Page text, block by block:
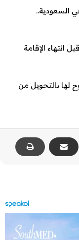
السعودية..
الإقامة
لها بالتحويل من